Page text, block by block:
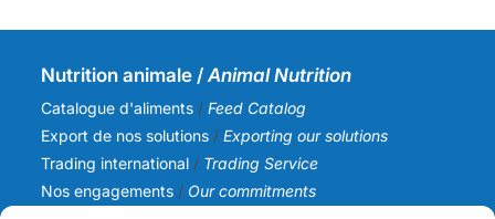
Nutrition animale / Animal Nutrition
Catalogue d'aliments /Feed Catalog
Export de nos solutions /Exporting our solutions
Trading international / Trading Service
Nos engagements / Our commitments